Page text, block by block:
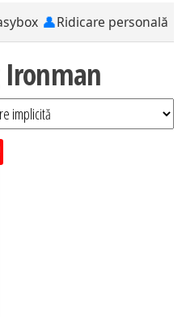
👤Ridicare personală
Ironman